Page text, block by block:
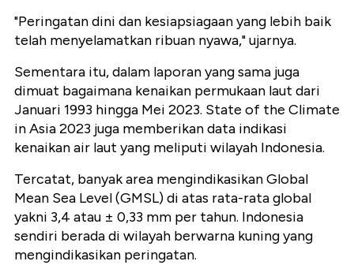
"Peringatan dini dan kesiapsiagaan yang lebih baik
telah menyelamatkan ribuan nyawa," ujarnya.
Sementara itu, dalam laporan yang sama juga
dimuat bagaimana kenaikan permukaan laut dari
Januari 1993 hingga Mei 2023. State of the Climate
in Asia 2023 juga memberikan data indikasi
kenaikan air laut yang meliputi wilayah Indonesia.
Tercatat, banyak area mengindikasikan Global
Mean Sea Level (GMSL) di atas rata-rata global
yakni 3,4 atau ± 0,33 mm per tahun. Indonesia
sendiri berada di wilayah berwarna kuning yang
mengindikasikan peringatan.